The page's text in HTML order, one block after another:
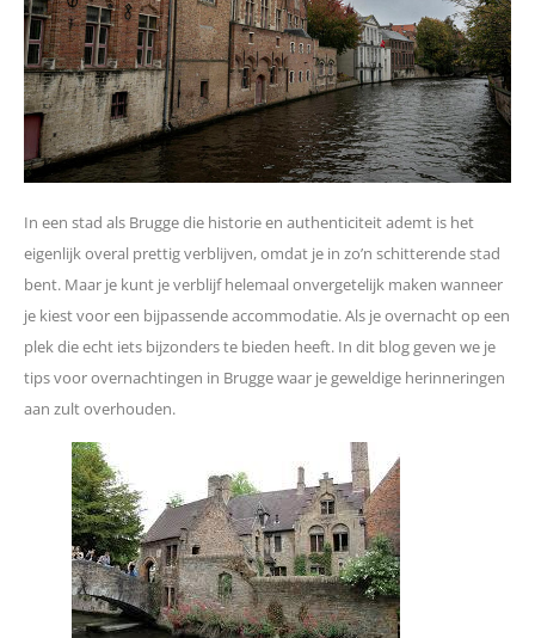
In een stad als Brugge die historie en authenticiteit ademt is het
eigenlijk overal prettig verblijven, omdat je in zo’n schitterende stad
bent. Maar je kunt je verblijf helemaal onvergetelijk maken wanneer
je kiest voor een bijpassende accommodatie. Als je overnacht op een
plek die echt iets bijzonders te bieden heeft. In dit blog geven we je
tips voor overnachtingen in Brugge waar je geweldige herinneringen
aan zult overhouden.